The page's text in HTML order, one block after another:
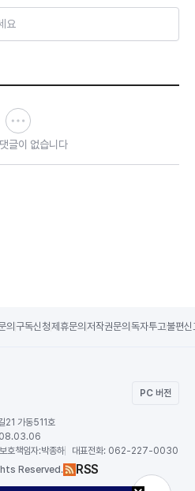
요
글이 없습니다
의 구독신청제휴문의 저작권문의 독자투고불편신
PC 버전
21 가동511호
호책임자:박종하 대표전화: 062-227-0030
Reserved. RSS